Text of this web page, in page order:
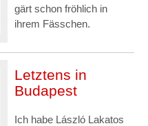
gärt schon fröhlich in
ihrem Fässchen.
Letztens in
Budapest
Ich habe László Lakatos